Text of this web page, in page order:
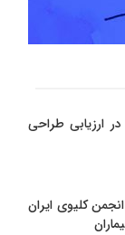
ارزیابی طراحی
کلیوی ایران